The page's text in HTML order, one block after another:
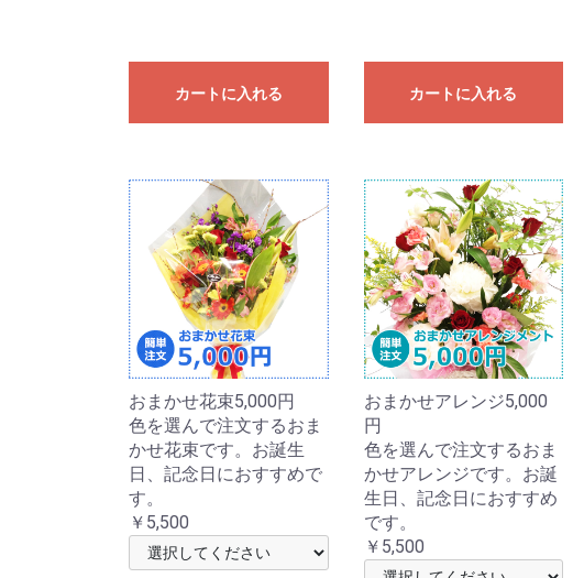
カートに入れる カートに入れる
おまかせ花束5,000円
色を選んで注文するおま
かせ花束です。お誕生
日、記念日におすすめで
す。
￥5,500
おまかせアレンジ5,000
円
色を選んで注文するおま
かせアレンジです。お誕
生日、記念日におすすめ
です。
￥5,500